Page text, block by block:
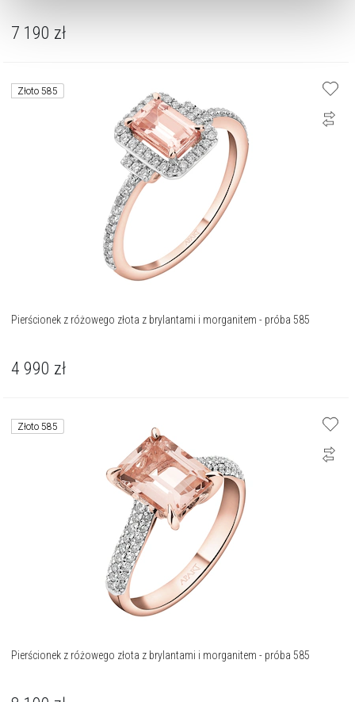
7 190 zł
Złoto 585
Pierścionek z różowego złota z brylantami i morganitem - próba 585
4 990 zł
Złoto 585
Pierścionek z różowego złota z brylantami i morganitem - próba 585